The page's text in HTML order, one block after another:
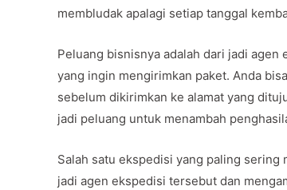
membludak apalagi setiap tanggal
Peluang bisnisnya adalah dari jadi
yang ingin mengirimkan paket. Anda
sebelum dikirimkan ke alamat yang
jadi peluang untuk menambah
Salah satu ekspedisi yang paling sering
jadi agen ekspedisi tersebut dan